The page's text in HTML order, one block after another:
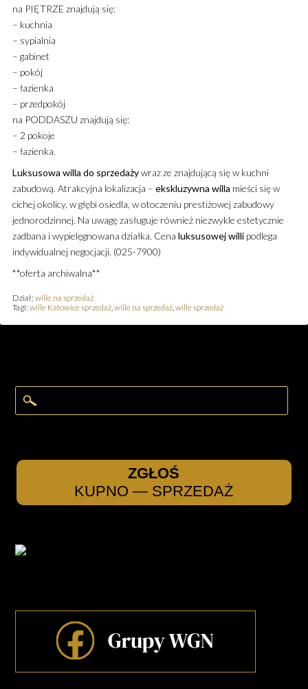
na PIĘTRZE znajdują się:
– kuchnia
– sypialnia
– gabinet
– pokój
– łazienka
– przedpokój
na PODDASZU znajdują się:
– 2 pokoje
– łazienka.
Luksusowa willa do sprzedażywraz ze znajdującą się w kuchni
zabudową. Atrakcyjna lokalizacja – ekskluzywna willa mieści się w
cichej okolicy, w głębi osiedla, w otoczeniu prestiżowej zabudowy
jednorodzinnej. Na uwagę zasługuje również niezwykle estetycznie
zadbana i wypielęgnowana działka. Cena luksusowejwillipodlega
indywidualnej negocjacji. (025-7900)
**oferta archiwalna**
Dział: wille na sprzedaż
Tagi: wille Katowice sprzedaż,wille na sprzedaż,wille sprzedaż
ZGŁOŚ
KUPNO — SPRZEDAŻ